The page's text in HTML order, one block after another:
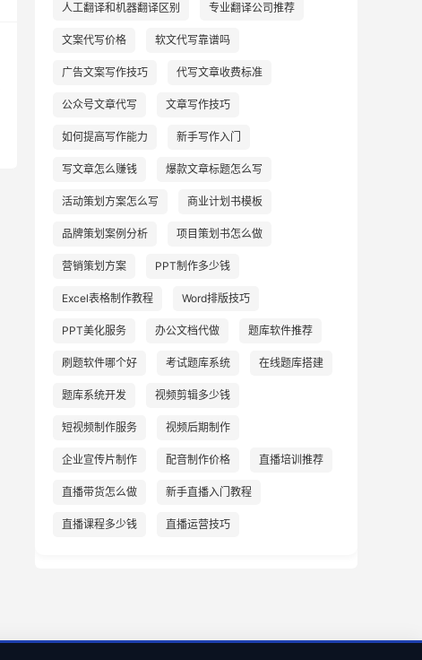
人工翻译和机器翻译区别 专业翻译公司推荐
文案代写价格 软文代写靠谱吗
广告文案写作技巧 代写文章收费标准
公众号文章代写 文章写作技巧
如何提高写作能力 新手写作入门
写文章怎么赚钱 爆款文章标题怎么写
活动策划方案怎么写 商业计划书模板
品牌策划案例分析 项目策划书怎么做
营销策划方案 PPT制作多少钱
Excel表格制作教程 Word排版技巧
PPT美化服务 办公文档代做 题库软件推荐
刷题软件哪个好 考试题库系统 在线题库搭建
题库系统开发 视频剪辑多少钱
短视频制作服务 视频后期制作
企业宣传片制作 配音制作价格 直播培训推荐
直播带货怎么做 新手直播入门教程
直播课程多少钱 直播运营技巧